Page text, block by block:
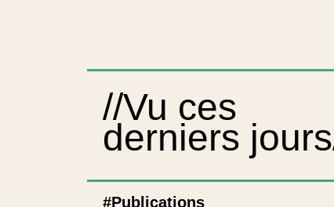
//Vu ces
derniers
#Publications